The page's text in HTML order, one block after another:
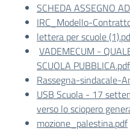
SCHEDA ASSEGNO
IRC_Modello-
lettera per scuole
VADEMECUM -
SCUOLA PUBBLICA.pdf
Rassegna-sindacale-
USB Scuola - 17
verso lo sciopero
mozione_palestina.pdf